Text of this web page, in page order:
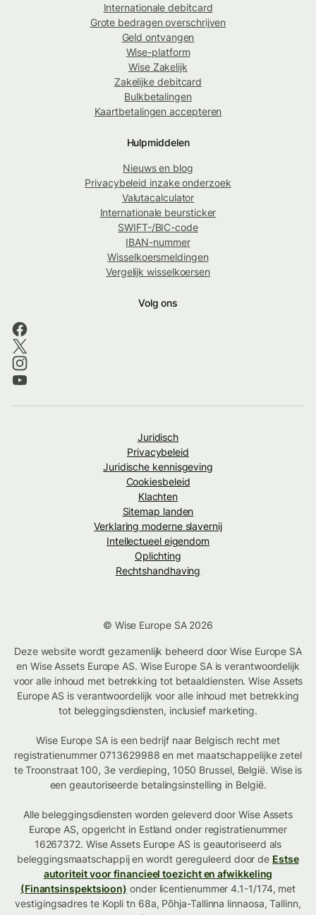
Internationale debitcard
Grote bedragen overschrijven
Geld ontvangen
Wise-platform
Wise Zakelijk
Zakelijke debitcard
Bulkbetalingen
Kaartbetalingen accepteren
Hulpmiddelen
Nieuws en blog
Privacybeleid inzake onderzoek
Valutacalculator
Internationale beursticker
SWIFT-/BIC-code
IBAN-nummer
Wisselkoersmeldingen
Vergelijk wisselkoersen
Volg ons
Juridisch
Privacybeleid
Juridische kennisgeving
Cookiesbeleid
Klachten
Sitemap landen
Verklaring moderne slavernij
Intellectueel eigendom
Oplichting
Rechtshandhaving
© Wise Europe SA 2026
Deze website wordt gezamenlijk beheerd door Wise Europe SA
en Wise Assets Europe AS. Wise Europe SA is verantwoordelijk
voor alle inhoud met betrekking tot betaaldiensten. Wise Assets
Europe AS is verantwoordelijk voor alle inhoud met betrekking
tot beleggingsdiensten, inclusief marketing.
Wise Europe SA is een bedrijf naar Belgisch recht met
registratienummer 0713629988 en met maatschappelijke zetel
te Troonstraat 100, 3e verdieping, 1050 Brussel, België. Wise is
een geautoriseerde betalingsinstelling in België.
Alle beleggingsdiensten worden geleverd door Wise Assets
Europe AS, opgericht in Estland onder registratienummer
16267372. Wise Assets Europe AS is geautoriseerd als
beleggingsmaatschappij en wordt gereguleerd door de Estse
autoriteit voor financieel toezicht en afwikkeling
(Finantsinspektsioon) onder licentienummer 4.1-1/174, met
vestigingsadres te Kopli tn 68a, Põhja-Tallinna linnaosa, Tallinn,